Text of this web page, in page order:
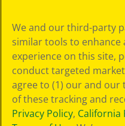
de privacidad
Política de
privacidad
Términos de SMS
GDPR
Aviso de
privacidad de CA
Cookie
We and our third-party
similar tools to enhance
experience on this site,
conduct targeted
agree to (1) our and
of these tracking and
Privacy Policy, California